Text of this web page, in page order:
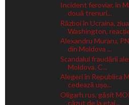
Incident feroviar, în
două trenuri...
Război în Ucraina,
Washington,
Alexandru Muraru,
din Moldova ...
Scandalul fraudării
Moldova. C...
Alegeri în Republica
cedează ușo...
Oligarh rus, găsit
căzut de la etaj...